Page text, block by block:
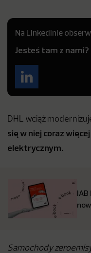
Na LinkedInie
Jesteś tam z nami?
DHL wciąż
się w niej coraz
elektrycznym.
Samochody